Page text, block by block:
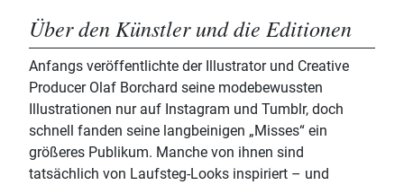
Über den Künstler und die Editionen
Anfangs veröffentlichte der Illustrator und Creative
Producer Olaf Borchard seine modebewussten
Illustrationen nur auf Instagram und Tumblr, doch
schnell fanden seine langbeinigen „Misses“ ein
größeres Publikum. Manche von ihnen sind
tatsächlich von Laufsteg-Looks inspiriert – und